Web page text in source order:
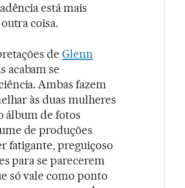
está mais
coisa.
de Glenn
acabam se
Ambas fazem
às duas mulheres
álbum de fotos
de produções
fatigante, preguiçoso
para se parecerem
só vale como ponto